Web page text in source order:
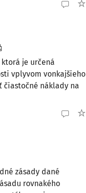
je určená
vplyvom vonkajšieho
čiastočné náklady na
zásady dané
rovnakého